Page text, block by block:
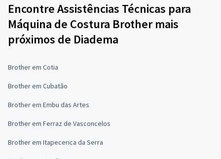
Encontre Assistências Técnicas para
Máquina de Costura Brother mais
próximos de Diadema
Brother em Cotia
Brother em Cubatão
Brother em Embu das Artes
Brother em Ferraz de Vasconcelos
Brother em Itapecerica da Serra